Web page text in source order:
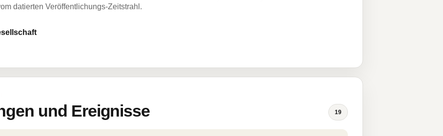
datierten Veröffentlichungs-Zeitstrahl.
und Ereignisse 19